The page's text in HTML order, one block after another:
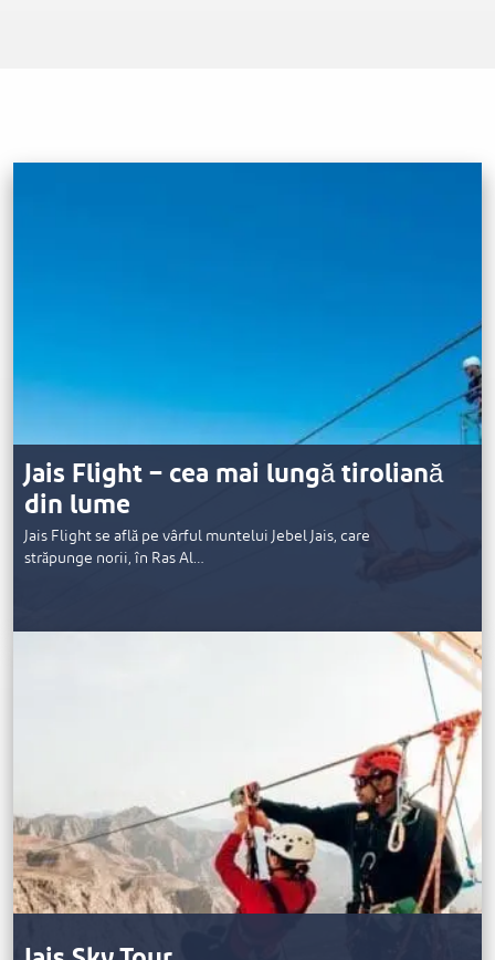
Jais Flight – cea mai lungă tiroliană
din lume
Jais Flight se află pe vârful muntelui Jebel Jais, care
străpunge norii, în Ras Al…